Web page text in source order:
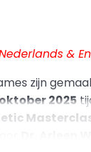
&
zijn
2025